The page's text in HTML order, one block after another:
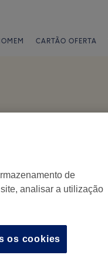
CARTÃO OFERTA
Empregados
de
analisar a utilização
os cookies